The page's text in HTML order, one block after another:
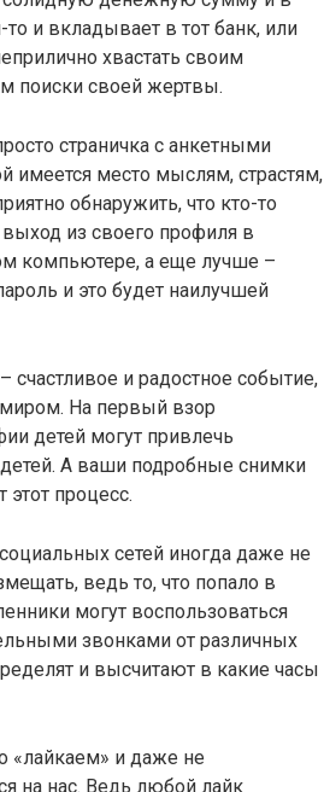
и вкладывает в тот банк, или
хвастать своим
поиски своей жертвы.
страничка с анкетными
имеется место мыслям, страстям,
обнаружить, что кто-то
из своего профиля в
компьютере, а еще лучше –
и это будет наилучшей
и радостное событие,
миром. На первый взор
детей могут привлечь
А ваши подробные снимки
процесс.
сетей иногда даже не
ведь то, что попало в
могут воспользоваться
звонками от различных
и высчитают в какие часы
«лайкаем» и даже не
на нас. Ведь любой лайк